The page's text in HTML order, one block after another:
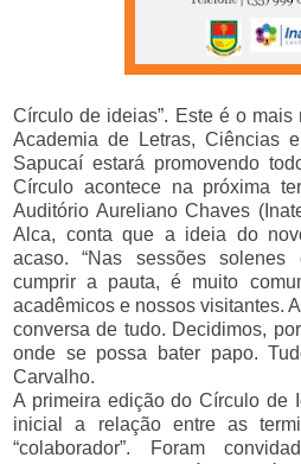
Círculo de ideias”. Este é o
Academia de Letras, Ciências
Sapucaí estará promovendo
Círculo acontece na próxima
Auditório Aureliano Chaves
Alca, conta que a ideia do
acaso. “Nas sessões
cumprir a pauta, é muito
acadêmicos e nossos visitantes.
conversa de tudo. Decidimos,
onde se possa bater papo.
Carvalho.
A primeira edição do Círculo de
inicial a relação entre as
“colaborador”. Foram